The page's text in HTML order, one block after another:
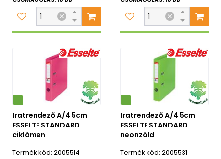
Iratrendező A/4 5cm
ESSELTE STANDARD
ciklámen
2005514
Környezetbarát
Iratrendező A/4 5cm
ESSELTE STANDARD
neonzöld
2005531